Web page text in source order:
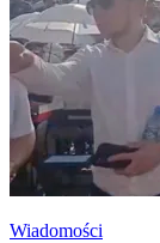
Wiadomości